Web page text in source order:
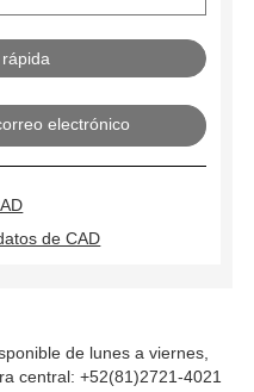
electrónico
de CAD
de lunes a viernes,
central: +52(81)2721-4021